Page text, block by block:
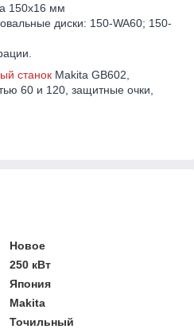
150х16 мм
диски: 150-WA60; 150-
станок Makita GB602,
60 и 120, защитные очки,
Новое
250 кВт
Япония
Makita
Точильный